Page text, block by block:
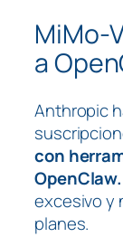
MiMo-
a
Anthropic
con
OpenClaw.
excesivo y
planes.